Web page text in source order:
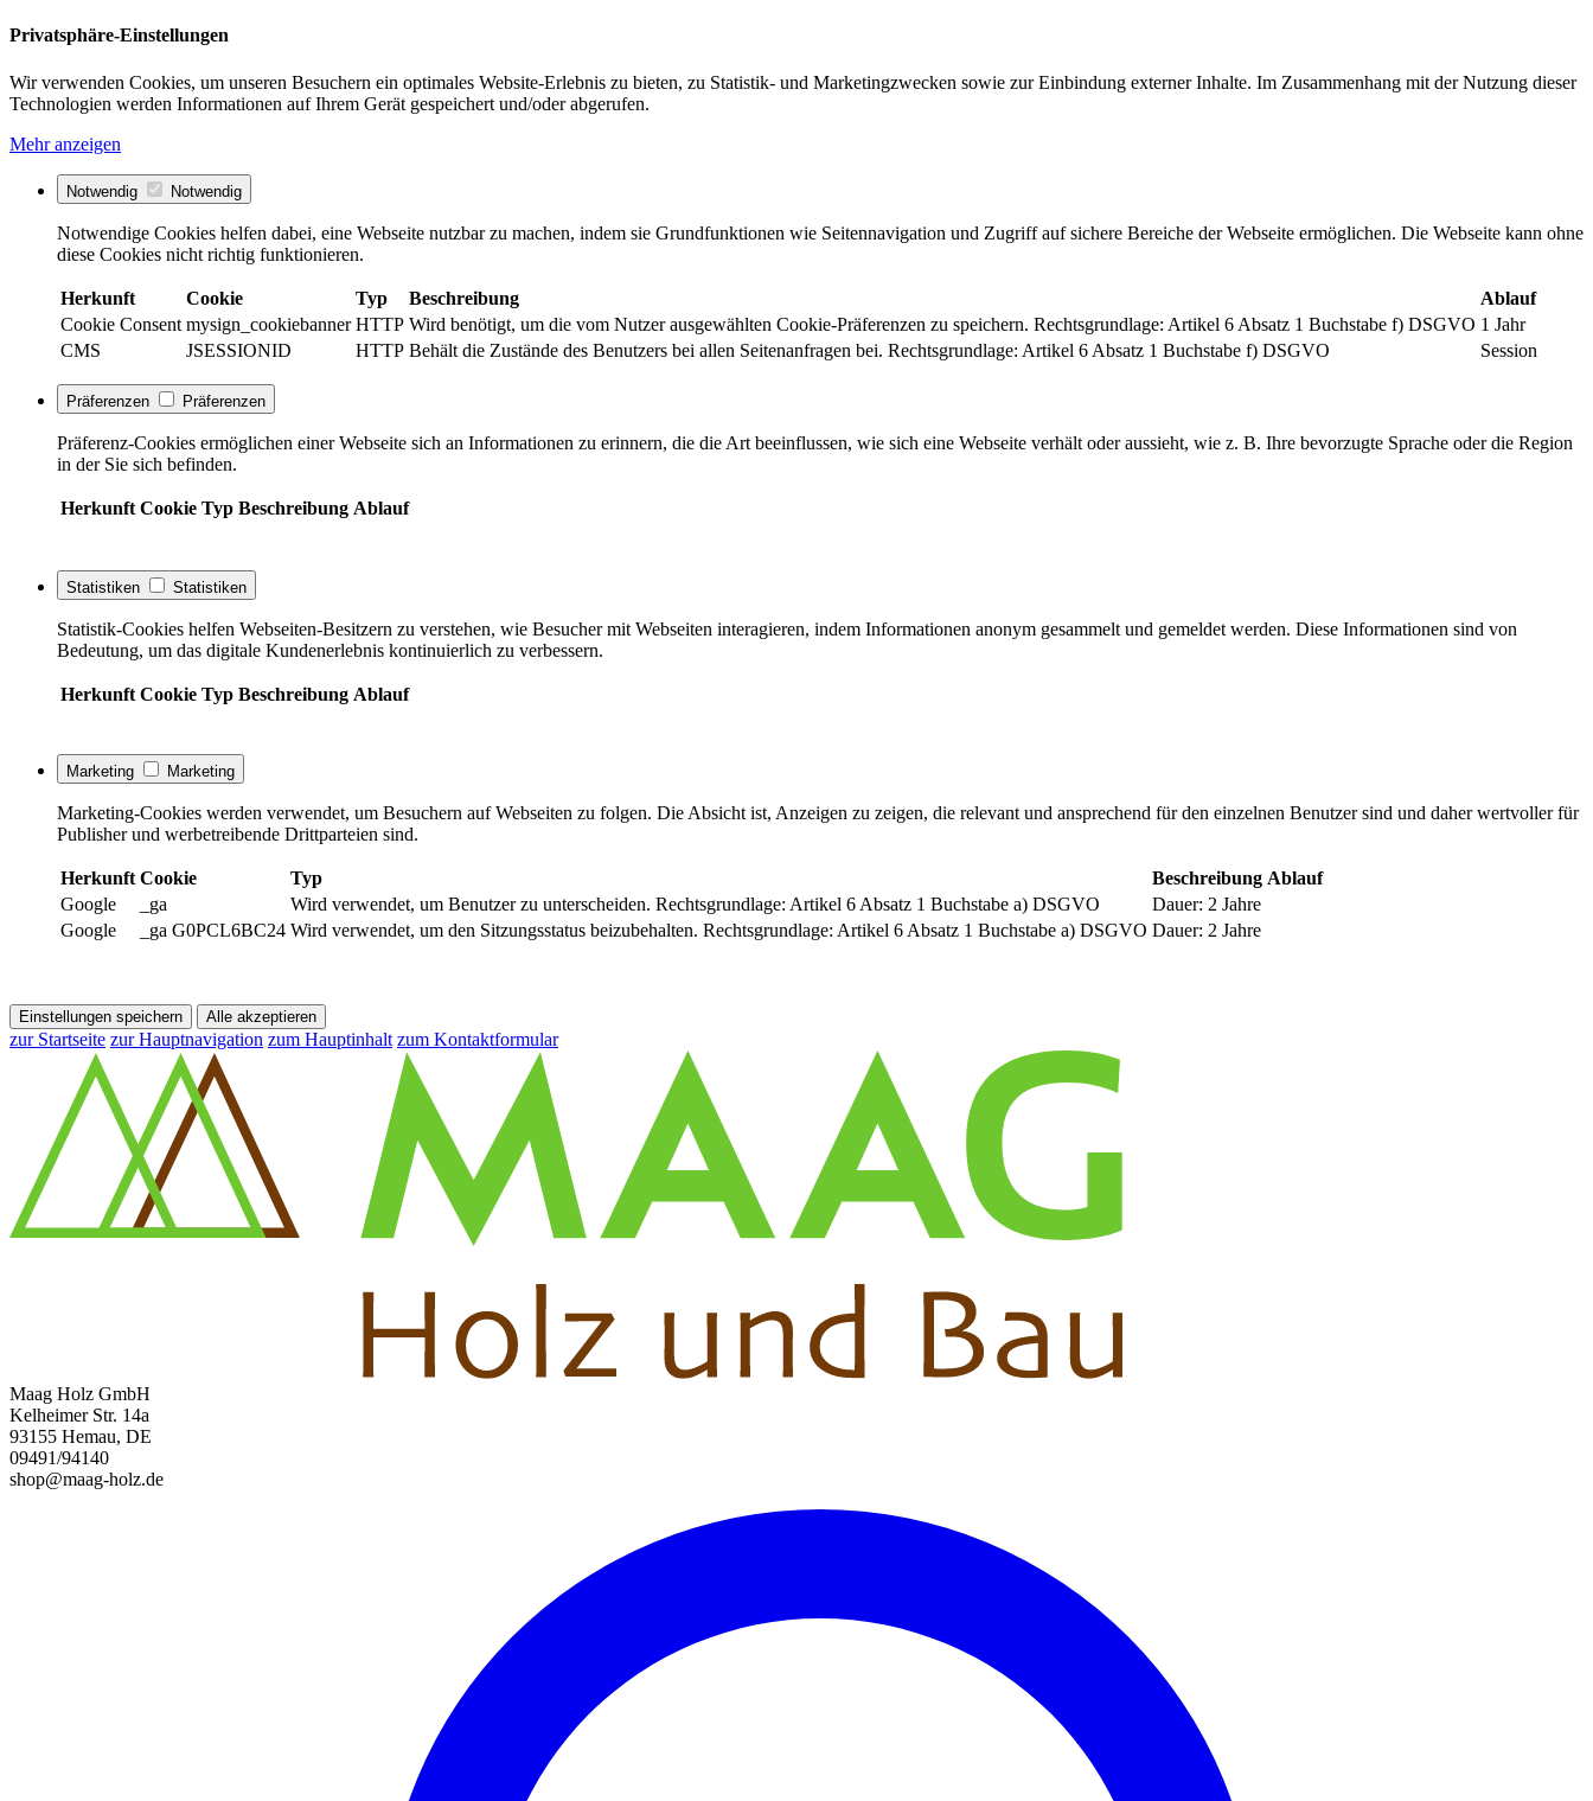
Privatsphäre-Einstellungen
Wir verwenden Cookies, um unseren Besuchern ein optimales Website-Erlebnis zu bieten, zu Statistik- und Marketingzwecken sowie zur Einbindung externer Inhalte. Im Zusammenhang mit der Nutzung dieser
Technologien werden Informationen auf Ihrem Gerät gespeichert und/oder abgerufen.
Mehr anzeigen
Notwendig Notwendig
Notwendige Cookies helfen dabei, eine Webseite nutzbar zu machen, indem sie Grundfunktionen wie Seitennavigation und Zugriff auf sichere Bereiche der Webseite ermöglichen. Die Webseite kann ohne
diese Cookies nicht richtig funktionieren.
Herkunft Cookie Typ Beschreibung
Ablauf
Cookie Consent mysign_cookiebanner HTTP Wird benötigt, um die vom Nutzer ausgewählten Cookie-Präferenzen zu speichern. Rechtsgrundlage: Artikel 6 Absatz 1 Buchstabe f) DSGVO 1 Jahr
CMS
JSESSIONID HTTP Behält die Zustände des Benutzers bei allen Seitenanfragen bei. Rechtsgrundlage: Artikel 6 Absatz 1 Buchstabe f) DSGVO Session
Präferenzen Präferenzen
Präferenz-Cookies ermöglichen einer Webseite sich an Informationen zu erinnern, die die Art beeinflussen, wie sich eine Webseite verhält oder aussieht, wie z. B. Ihre bevorzugte Sprache oder die Region
in der Sie sich befinden.
Herkunft Cookie Typ Beschreibung Ablauf
Statistiken Statistiken
Statistik-Cookies helfen Webseiten-Besitzern zu verstehen, wie Besucher mit Webseiten interagieren, indem Informationen anonym gesammelt und gemeldet werden. Diese Informationen sind von
Bedeutung, um das digitale Kundenerlebnis kontinuierlich zu verbessern.
Herkunft Cookie Typ Beschreibung Ablauf
Marketing Marketing
Marketing-Cookies werden verwendet, um Besuchern auf Webseiten zu folgen. Die Absicht ist, Anzeigen zu zeigen, die relevant und ansprechend für den einzelnen Benutzer sind und daher wertvoller für
Publisher und werbetreibende Drittparteien sind.
Herkunft Cookie Typ Beschreibung Ablauf
Google
_ga Wird verwendet, um Benutzer zu unterscheiden. Rechtsgrundlage: Artikel 6 Absatz 1 Buchstabe a) DSGVO
Dauer: 2 Jahre
Google
_ga G0PCL6BC24 Wird verwendet, um den Sitzungsstatus beizubehalten. Rechtsgrundlage: Artikel 6 Absatz 1 Buchstabe a) DSGVO Dauer: 2 Jahre
Einstellungen speichern Alle akzeptieren
zur Startseite zur Hauptnavigation zum Hauptinhalt zum Kontaktformular
Maag Holz GmbH
Kelheimer Str. 14a
93155 Hemau, DE
09491/94140
shop@maag-holz.de